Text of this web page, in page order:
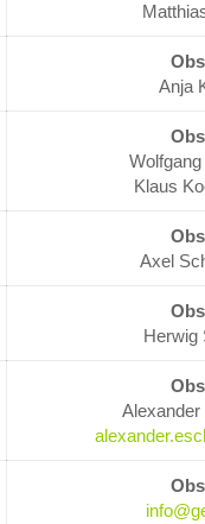
Anja
Klaus
Axel
Herwig
Alexander